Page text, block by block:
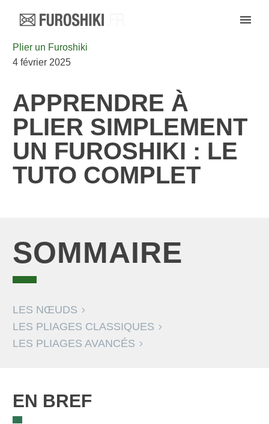
Plier un Furoshiki
4 février 2025
APPRENDRE À
PLIER SIMPLEMENT
UN FUROSHIKI : LE
TUTO COMPLET
SOMMAIRE
LES NŒUDS
LES PLIAGES CLASSIQUES
LES PLIAGES AVANCÉS
EN BREF